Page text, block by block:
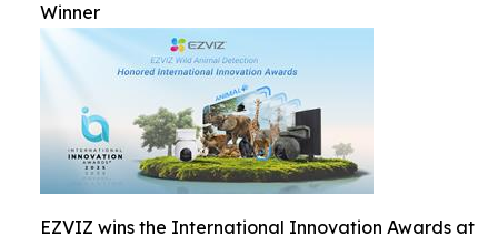
Winner
EZVIZ wins the International Innovation Awards at